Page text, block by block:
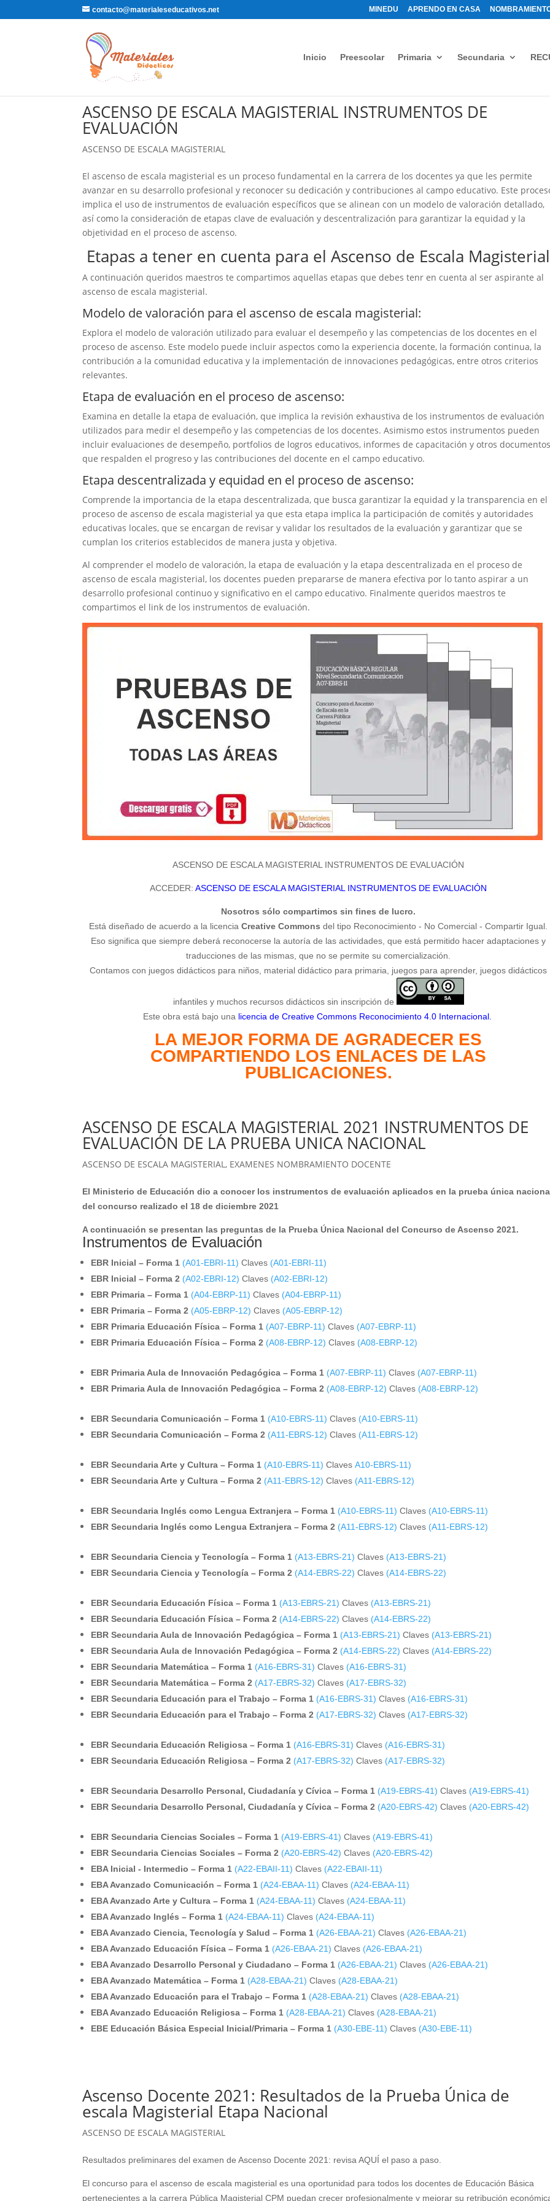
contacto@materialeseducativos.net MINEDU APRENDO EN CASA
Inicio Preescolar Primaria Secundaria
ASCENSO DE ESCALA MAGISTERIAL INSTRUMENTOS DE
EVALUACIÓN
ASCENSO DE ESCALA MAGISTERIAL
El ascenso de escala magisterial es un proceso fundamental en la carrera de los docentes ya que les permite
avanzar en su desarrollo profesional y reconocer su dedicación y contribuciones al campo educativo. Este
implica el uso de instrumentos de evaluación específicos que se alinean con un modelo de valoración detallado,
así como la consideración de etapas clave de evaluación y descentralización para garantizar la equidad y la
objetividad en el proceso de ascenso.
Etapas a tener en cuenta para el Ascenso de Escala Magisterial
A continuación queridos maestros te compartimos aquellas etapas que debes tenr en cuenta al ser aspirante al
ascenso de escala magisterial.
Modelo de valoración para el ascenso de escala magisterial:
Explora el modelo de valoración utilizado para evaluar el desempeño y las competencias de los docentes en el
proceso de ascenso. Este modelo puede incluir aspectos como la experiencia docente, la formación continua, la
contribución a la comunidad educativa y la implementación de innovaciones pedagógicas, entre otros criterios
relevantes.
Etapa de evaluación en el proceso de ascenso:
Examina en detalle la etapa de evaluación, que implica la revisión exhaustiva de los instrumentos de evaluación
utilizados para medir el desempeño y las competencias de los docentes. Asimismo estos instrumentos pueden
incluir evaluaciones de desempeño, portfolios de logros educativos, informes de capacitación y otros
que respalden el progreso y las contribuciones del docente en el campo educativo.
Etapa descentralizada y equidad en el proceso de ascenso:
Comprende la importancia de la etapa descentralizada, que busca garantizar la equidad y la transparencia en el
proceso de ascenso de escala magisterial ya que esta etapa implica la participación de comités y autoridades
educativas locales, que se encargan de revisar y validar los resultados de la evaluación y garantizar que se
cumplan los criterios establecidos de manera justa y objetiva.
Al comprender el modelo de valoración, la etapa de evaluación y la etapa descentralizada en el proceso de
ascenso de escala magisterial, los docentes pueden prepararse de manera efectiva por lo tanto aspirar a un
desarrollo profesional continuo y significativo en el campo educativo. Finalmente queridos maestros te
compartimos el link de los instrumentos de evaluación.
ASCENSO DE ESCALA MAGISTERIAL INSTRUMENTOS DE EVALUACIÓN
ACCEDER:ASCENSO DE ESCALA MAGISTERIAL INSTRUMENTOS DE EVALUACIÓN
Nosotros sólo compartimos sin fines de lucro.
Está diseñado de acuerdo a la licenciaCreative Commons del tipo Reconocimiento - No Comercial - Compartir Igual.
Eso significa que siempre deberá reconocerse la autoría de las actividades, que está permitido hacer adaptaciones y
traducciones de las mismas, que no se permite su comercialización.
Contamos con juegos didácticos para niños, material didáctico para primaria, juegos para aprender, juegos didácticos
infantiles y muchos recursos didácticos sin inscripción de
Este obra está bajo una licencia de Creative Commons Reconocimiento 4.0 Internacional.
LA MEJOR FORMA DE AGRADECER ES
COMPARTIENDO LOS ENLACES DE LAS
PUBLICACIONES.
ASCENSO DE ESCALA MAGISTERIAL 2021 INSTRUMENTOS DE
EVALUACIÓN DE LA PRUEBA UNICA NACIONAL
ASCENSO DE ESCALA MAGISTERIAL, EXAMENES NOMBRAMIENTO DOCENTE
El Ministerio de Educación dio a conocer los instrumentos de evaluación aplicados en la prueba única
del concurso realizado el 18 de diciembre 2021
A continuación se presentan las preguntas de la Prueba Única Nacional del Concurso de Ascenso 2021.
Instrumentos de Evaluación
EBR Inicial – Forma 1 (A01-EBRI-11) Claves (A01-EBRI-11)
EBR Inicial – Forma 2 (A02-EBRI-12) Claves (A02-EBRI-12)
EBR Primaria – Forma 1 (A04-EBRP-11) Claves (A04-EBRP-11)
EBR Primaria – Forma 2 (A05-EBRP-12) Claves (A05-EBRP-12)
EBR Primaria Educación Física – Forma 1 (A07-EBRP-11) Claves (A07-EBRP-11)
EBR Primaria Educación Física – Forma 2 (A08-EBRP-12) Claves (A08-EBRP-12)
EBR Primaria Aula de Innovación Pedagógica – Forma 1 (A07-EBRP-11) Claves (A07-EBRP-11)
EBR Primaria Aula de Innovación Pedagógica – Forma 2 (A08-EBRP-12) Claves (A08-EBRP-12)
EBR Secundaria Comunicación – Forma 1 (A10-EBRS-11) Claves (A10-EBRS-11)
EBR Secundaria Comunicación – Forma 2 (A11-EBRS-12) Claves (A11-EBRS-12)
EBR Secundaria Arte y Cultura – Forma 1 (A10-EBRS-11) ClavesA10-EBRS-11)
EBR Secundaria Arte y Cultura – Forma 2 (A11-EBRS-12) Claves (A11-EBRS-12)
EBR Secundaria Inglés como Lengua Extranjera – Forma 1 (A10-EBRS-11) Claves (A10-EBRS-11)
EBR Secundaria Inglés como Lengua Extranjera – Forma 2 (A11-EBRS-12) Claves (A11-EBRS-12)
EBR Secundaria Ciencia y Tecnología – Forma 1 (A13-EBRS-21) Claves (A13-EBRS-21)
EBR Secundaria Ciencia y Tecnología – Forma 2 (A14-EBRS-22) Claves (A14-EBRS-22)
EBR Secundaria Educación Física – Forma 1 (A13-EBRS-21) Claves (A13-EBRS-21)
EBR Secundaria Educación Física – Forma 2 (A14-EBRS-22) Claves (A14-EBRS-22)
EBR Secundaria Aula de Innovación Pedagógica – Forma 1 (A13-EBRS-21) Claves (A13-EBRS-21)
EBR Secundaria Aula de Innovación Pedagógica – Forma 2 (A14-EBRS-22) Claves (A14-EBRS-22)
EBR Secundaria Matemática – Forma 1 (A16-EBRS-31) Claves (A16-EBRS-31)
EBR Secundaria Matemática – Forma 2 (A17-EBRS-32) Claves (A17-EBRS-32)
EBR Secundaria Educación para el Trabajo – Forma 1 (A16-EBRS-31) Claves (A16-EBRS-31)
EBR Secundaria Educación para el Trabajo – Forma 2 (A17-EBRS-32) Claves (A17-EBRS-32)
EBR Secundaria Educación Religiosa – Forma 1 (A16-EBRS-31) Claves (A16-EBRS-31)
EBR Secundaria Educación Religiosa – Forma 2 (A17-EBRS-32) Claves (A17-EBRS-32)
EBR Secundaria Desarrollo Personal, Ciudadanía y Cívica – Forma 1 (A19-EBRS-41) Claves (A19-EBRS-41)
EBR Secundaria Desarrollo Personal, Ciudadanía y Cívica – Forma 2 (A20-EBRS-42) Claves (A20-EBRS-42)
EBR Secundaria Ciencias Sociales – Forma 1 (A19-EBRS-41) Claves (A19-EBRS-41)
EBR Secundaria Ciencias Sociales – Forma 2 (A20-EBRS-42) Claves (A20-EBRS-42)
EBA Inicial - Intermedio – Forma 1 (A22-EBAII-11) Claves (A22-EBAII-11)
EBA Avanzado Comunicación – Forma 1 (A24-EBAA-11) Claves (A24-EBAA-11)
EBA Avanzado Arte y Cultura – Forma 1 (A24-EBAA-11) Claves (A24-EBAA-11)
EBA Avanzado Inglés – Forma 1 (A24-EBAA-11) Claves (A24-EBAA-11)
EBA Avanzado Ciencia, Tecnología y Salud – Forma 1 (A26-EBAA-21) Claves (A26-EBAA-21)
EBA Avanzado Educación Física – Forma 1 (A26-EBAA-21) Claves (A26-EBAA-21)
EBA Avanzado Desarrollo Personal y Ciudadano – Forma 1 (A26-EBAA-21) Claves (A26-EBAA-21)
EBA Avanzado Matemática – Forma 1 (A28-EBAA-21) Claves (A28-EBAA-21)
EBA Avanzado Educación para el Trabajo – Forma 1 (A28-EBAA-21) Claves (A28-EBAA-21)
EBA Avanzado Educación Religiosa – Forma 1 (A28-EBAA-21) Claves (A28-EBAA-21)
EBE Educación Básica Especial Inicial/Primaria – Forma 1 (A30-EBE-11) Claves (A30-EBE-11)
Ascenso Docente 2021: Resultados de la Prueba Única de
escala Magisterial Etapa Nacional
ASCENSO DE ESCALA MAGISTERIAL
Resultados preliminares del examen de Ascenso Docente 2021: revisa AQUÍ el paso a paso.
El concurso para el ascenso de escala magisterial es una oportunidad para todos los docentes de Educación Básica
pertenecientes a la carrera Pública Magisterial CPM puedan crecer profesionalmente y mejorar su retribución